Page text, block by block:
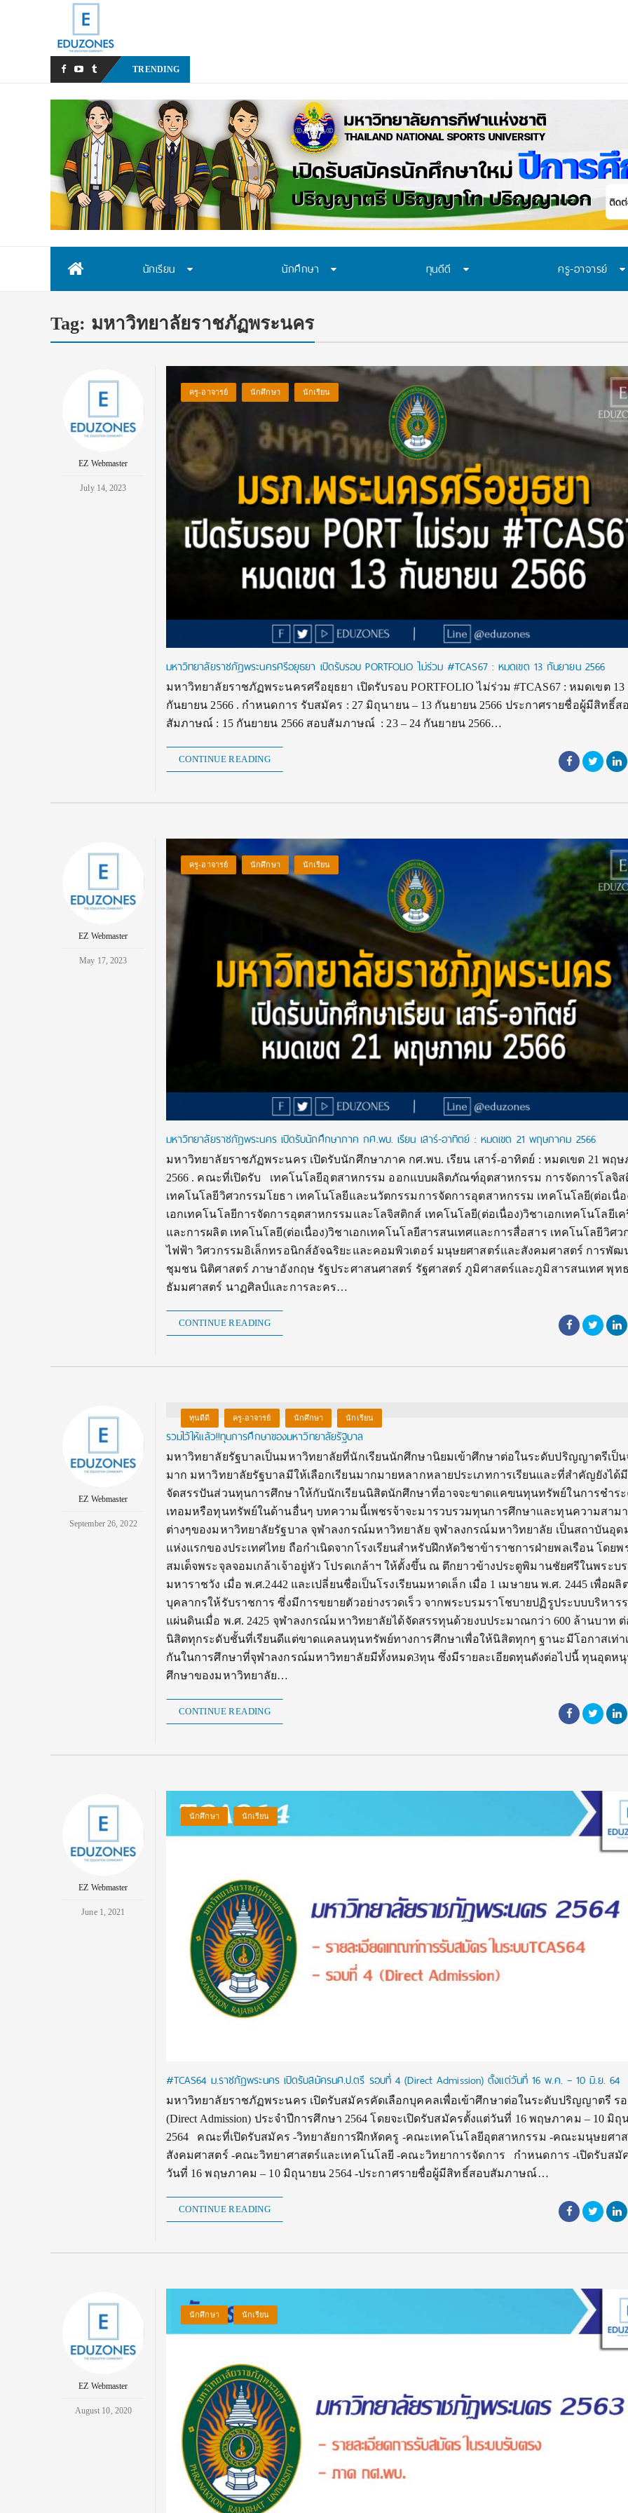
TRENDING
นักเรียน นักศึกษา ทุนดีดี ครู-อาจารย์
Tag: มหาวิทยาลัยราชภัฏพระนคร
EZ Webmaster
July 14, 2023
ครู-อาจารย์ นักศึกษา นักเรียน
มหาวิทยาลัยราชภัฏพระนครศรีอยุธยา เปิดรับรอบ PORTFOLIO ไม่ร่วม #TCAS67 : หมดเขต 13 กันยายน 2566
มหาวิทยาลัยราชภัฏพระนครศรีอยุธยา เปิดรับรอบ PORTFOLIO ไม่ร่วม #TCAS67 : หมดเขต 13
กันยายน 2566 . กำหนดการ รับสมัคร : 27 มิถุนายน – 13 กันยายน 2566 ประกาศรายชื่อผู้มีสิทธิ์ส
สัมภาษณ์ : 15 กันยายน 2566 สอบสัมภาษณ์ : 23 – 24 กันยายน 2566…
CONTINUE READING
EZ Webmaster
May 17, 2023
ครู-อาจารย์ นักศึกษา นักเรียน
มหาวิทยาลัยราชภัฏพระนคร เปิดรับนักศึกษาภาค กศ.พบ. เรียน เสาร์-อาทิตย์ : หมดเขต 21 พฤษภาคม 2566
มหาวิทยาลัยราชภัฏพระนคร เปิดรับนักศึกษาภาค กศ.พบ. เรียน เสาร์-อาทิตย์ : หมดเขต 21 พฤ
2566 . คณะที่เปิดรับ เทคโนโลยีอุตสาหกรรม ออกแบบผลิตภัณฑ์อุตสาหกรรม การจัดการโลจิส
เทคโนโลยีวิศวกรรมโยธา เทคโนโลยีและนวัตกรรมการจัดการอุตสาหกรรม เทคโนโลยี(ต่อเนื่อ
เอกเทคโนโลยีการจัดการอุตสาหกรรมและโลจิสติกส์ เทคโนโลยี(ต่อเนื่อง)วิชาเอกเทคโนโลยีเ
และการผลิต เทคโนโลยี(ต่อเนื่อง)วิชาเอกเทคโนโลยีสารสนเทศและการสื่อสาร เทคโนโลยีวิศว
ไฟฟ้า วิศวกรรมอิเล็กทรอนิกส์อัจฉริยะและคอมพิวเตอร์ มนุษยศาสตร์และสังคมศาสตร์ การพัฒ
ชุมชน นิติศาสตร์ ภาษาอังกฤษ รัฐประศาสนศาสตร์ รัฐศาสตร์ ภูมิศาสตร์และภูมิสารสนเทศ พุท
ธัมมศาสตร์ นาฏศิลป์และการละคร…
CONTINUE READING
EZ Webmaster
September 26, 2022
ทุนดีดี ครู-อาจารย์ นักศึกษา นักเรียน
รวมไว้ให้แล้ว!!ทุนการศึกษาของมหาวิทยาลัยรัฐบาล
มหาวิทยาลัยรัฐบาลเป็นมหาวิทยาลัยที่นักเรียนนักศึกษานิยมเข้าศึกษาต่อในระดับปริญญาตรีเป็
มาก มหาวิทยาลัยรัฐบาลมีให้เลือกเรียนมากมายหลากหลายประเภทการเรียนและที่สำคัญยังได้
จัดสรรปันส่วนทุนการศึกษาให้กับนักเรียนนิสิตนักศึกษาที่อาจจะขาดแคฃนทุนทรัพย์ในการชำร
เทอมหรือทุนทรัพย์ในด้านอื่นๆ บทความนี้เพชรจ้าจะมารวบรวมทุนการศึกษาและทุนความสาม
ต่างๆของมหาวิทยาลัยรัฐบาล จุฬาลงกรณ์มหาวิทยาลัย จุฬาลงกรณ์มหาวิทยาลัย เป็นสถาบันอุด
แห่งแรกของประเทศไทย ถือกำเนิดจากโรงเรียนสำหรับฝึกหัดวิชาข้าราชการฝ่ายพลเรือน โดยพ
สมเด็จพระจุลจอมเกล้าเจ้าอยู่หัว โปรดเกล้าฯ ให้ตั้งขึ้น ณ ตึกยาวข้างประตูพิมานชัยศรีในพระบ
มหาราชวัง เมื่อ พ.ศ.2442 และเปลี่ยนชื่อเป็นโรงเรียนมหาดเล็ก เมื่อ 1 เมษายน พ.ศ. 2445 เพื่อผลิ
บุคลากรให้รับราชการ ซึ่งมีการขยายตัวอย่างรวดเร็ว จากพระบรมราโชบายปฏิรูประบบบริหาร
แผ่นดินเมื่อ พ.ศ. 2425 จุฬาลงกรณ์มหาวิทยาลัยได้จัดสรรทุนด้วยงบประมาณกว่า 600 ล้านบาท
นิสิตทุกระดับชั้นที่เรียนดีแต่ขาดแคลนทุนทรัพย์ทางการศึกษาเพื่อให้นิสิตทุกๆ ฐานะมีโอกาสเท่า
กันในการศึกษาที่จุฬาลงกรณ์มหาวิทยาลัยมีทั้งหมด3ทุน ซึ่งมีรายละเอียดทุนดังต่อไปนี้ ทุนอุดห
ศึกษาของมหาวิทยาลัย…
CONTINUE READING
EZ Webmaster
June 1, 2021
นักศึกษา นักเรียน
#TCAS64 ม.ราชภัฏพระนคร เปิดรับสมัครนศ.ป.ตรี รอบที่ 4 (Direct Admission) ตั้งแต่วันที่ 16 พ.ค. – 10 มิ.ย. 64
มหาวิทยาลัยราชภัฏพระนคร เปิดรับสมัครคัดเลือกบุคคลเพื่อเข้าศึกษาต่อในระดับปริญญาตรี ร
(Direct Admission) ประจำปีการศึกษา 2564 โดยจะเปิดรับสมัครตั้งแต่วันที่ 16 พฤษภาคม – 10 มิถุ
2564 คณะที่เปิดรับสมัคร -วิทยาลัยการฝึกหัดครู -คณะเทคโนโลยีอุตสาหกรรม -คณะมนุษยศา
สังคมศาสตร์ -คณะวิทยาศาสตร์และเทคโนโลยี -คณะวิทยาการจัดการ กำหนดการ -เปิดรับสมั
วันที่ 16 พฤษภาคม – 10 มิถุนายน 2564 -ประกาศรายชื่อผู้มีสิทธิ์สอบสัมภาษณ์…
CONTINUE READING
EZ Webmaster
August 10, 2020
นักศึกษา นักเรียน